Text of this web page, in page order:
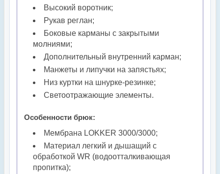
Высокий воротник;
Рукав реглан;
Боковые карманы с закрытыми
молниями;
Дополнительный внутренний карман;
Манжеты и липучки на запястьях;
Низ куртки на шнурке-резинке;
Светоотражающие элементы.
Особенности брюк:
Мембрана LOKKER 3000/3000;
Материал легкий и дышащий с
обработкой WR (водоотталкивающая
пропитка);